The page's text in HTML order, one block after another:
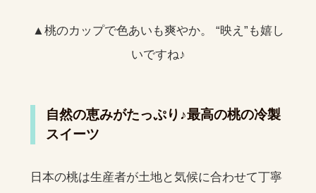
▲桃のカップで色あいも爽やか。 “映え”も嬉し
いですね♪
自然の恵みがたっぷり♪最高の桃の冷製
スイーツ
日本の桃は生産者が土地と気候に合わせて丁寧